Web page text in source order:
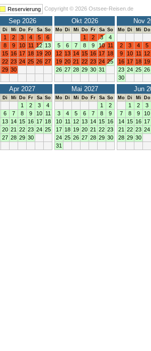
Reservierung Copyright © 2026 Ostsee-Reisen.de
Sep 2026
Di Mi Do Fr Sa So
1 2 3 4 5
6
8 9 10 11 12 13
15 16 17 18 19 20
22 23 24 25 26 27
29 30
Okt 2026
Mo Di Mi Do Fr Sa So
1 2 3
4
5
6 7 8 9 10 11
12 13 14 15 16 17 18
19 20 21 22 23 24 25
26 27 28 29 30 31
Nov
Mo Di Mi Do
2 3 4
5
9
10 11
12
16 17 18 19
23 24 25 26
30
Apr 2027
Di Mi Do Fr Sa So
1 2 3
4
6 7 8 9 10 11
13 14 15 16 17 18
20 21 22 23 24 25
27 28 29 30
Mai 2027
Mo Di Mi Do Fr Sa So
1
2
3
4 5 6 7 8
9
10 11 12 13 14 15 16
17 18 19 20 21 22 23
24 25 26 27 28 29 30
31
Jun
Mo Di Mi Do
1 2
3
7
8 9
10
14 15 16 17
21 22 23 24
28 29 30